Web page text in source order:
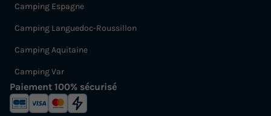
Camping Espagne
Camping Languedoc-Roussillon
Camping Aquitaine
Camping Var
Paiement 100% sécurisé